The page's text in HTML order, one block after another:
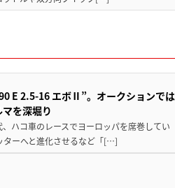
E 2.5-16 エボⅡ”。オークションでは
を深堀り
ハコ車のレースでヨーロッパを席巻してい
ターへと進化させるなど「[…]